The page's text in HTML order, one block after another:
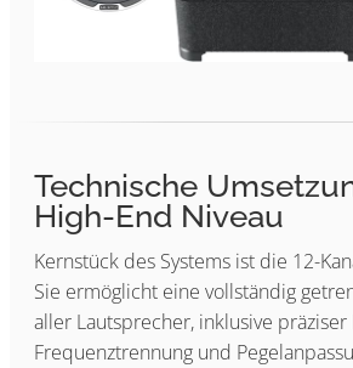
Technische
High-End Niveau
Kernstück des Systems ist die 12-
Sie ermöglicht eine vollständig
aller Lautsprecher, inklusive
Frequenztrennung und